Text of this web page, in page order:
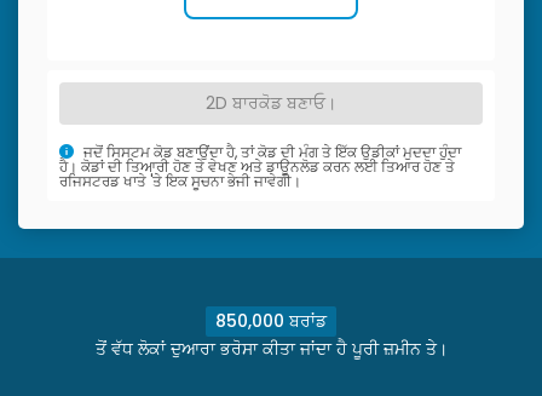
2D ਬਾਰਕੋਡ ਬਣਾਓ।
ਜਦੋਂ ਸਿਸਟਮ ਕੋਡ ਬਣਾਉਂਦਾ ਹੈ, ਤਾਂ ਕੋਡ ਦੀ ਮੰਗ ਤੇ ਇੱਕ ਉਡੀਕਾਂ ਮੁਦਦਾ ਹੁੰਦਾ
ਹੈ। ਕੋਡਾਂ ਦੀ ਤਿਆਰੀ ਹੋਣ ਤੇ ਵੇਖਣ ਅਤੇ ਡਾਊਨਲੋਡ ਕਰਨ ਲਈ ਤਿਆਰ ਹੋਣ ਤੇ
ਰਜਿਸਟਰਡ ਖਾਤੇ 'ਤੇ ਇਕ ਸੂਚਨਾ ਭੇਜੀ ਜਾਵੇਗੀ।
850,000 ਬਰਾਂਡ
ਤੋਂ ਵੱਧ ਲੋਕਾਂ ਦੁਆਰਾ ਭਰੋਸਾ ਕੀਤਾ ਜਾਂਦਾ ਹੈ ਪੂਰੀ ਜ਼ਮੀਨ ਤੇ।